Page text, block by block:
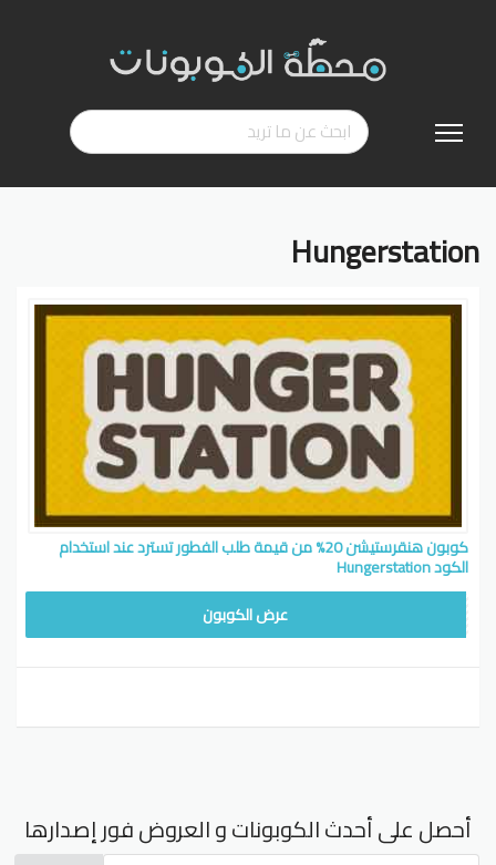
إلى
Hungerstation
كوبون هنقرستيشن 20% من قيمة طلب الفطور تسترد عند استخدام
الكود Hungerstation
عرض الكوبون
أحصل على أحدث الكوبونات و العروض فور إصدارها